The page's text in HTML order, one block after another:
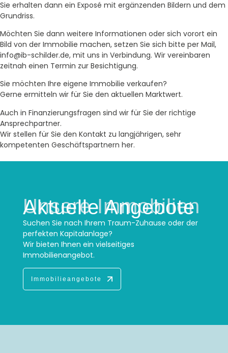
Sie erhalten dann ein Exposé mit ergänzenden Bildern und dem
Grundriss.
Möchten Sie dann weitere Informationen oder sich vorort ein
Bild von der Immobilie machen, setzen Sie sich bitte per Mail,
info@ib-schilder.de, mit uns in Verbindung. Wir vereinbaren
zeitnah einen Termin zur Besichtigung.
Sie möchten Ihre eigene Immobilie verkaufen?
Gerne ermitteln wir für Sie den aktuellen Marktwert.
Auch in Finanzierungsfragen sind wir für Sie der richtige
Ansprechpartner.
Wir stellen für Sie den Kontakt zu langjährigen, sehr
kompetenten Geschäftspartnern her.
Unsere Immobilien
Aktuelle Angebote
Suchen Sie nach Ihrem Traum-Zuhause oder der
perfekten Kapitalanlage?
Wir bieten Ihnen ein vielseitiges
Immobilienangebot.
Immobilieangebote